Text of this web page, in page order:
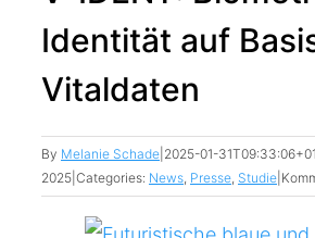
Identität auf
Vitaldaten
By Melanie Schade 2025-01-
2025 Categories: News, Presse, Studie